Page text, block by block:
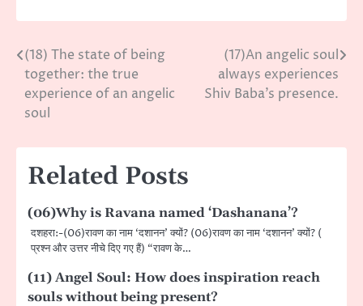
Post
navigation
(18) The state of being
together: the true
experience of an angelic
soul
(17)An angelic soul
always experiences
Shiv Baba’s presence.
Related Posts
(06)Why is Ravana named ‘Dashanana’?
दशहरा:-(06)रावण का नाम ‘दशानन’ क्यों? (06)रावण का नाम ‘दशानन’ क्यों? (
प्रश्न और उत्तर नीचे दिए गए हैं) “रावण के…
(11) Angel Soul: How does inspiration reach
souls without being present?